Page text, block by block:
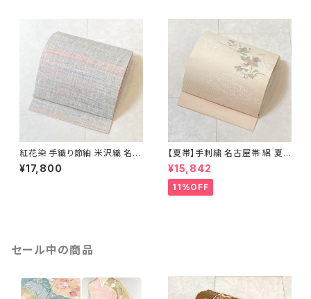
紅花染 手織り節紬 米沢織 名古
屋帯 正絹 ピンク 青 水色 629
¥17,800
【夏帯】手刺繍 名古屋帯 絽 夏
椿 絹 銀箔 白 クリーム ピンク
638
¥15,842
11%OFF
セール中の商品